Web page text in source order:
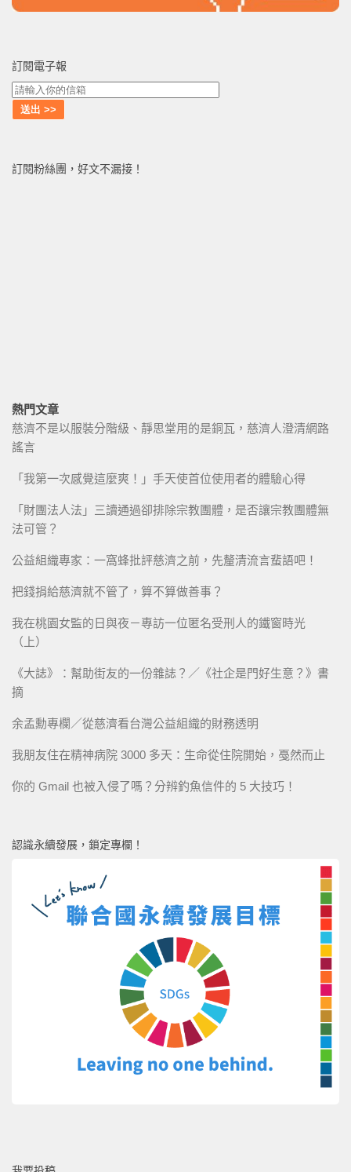
訂閱電子報
訂閱粉絲團，好文不漏接！
熱門文章
慈濟不是以服裝分階級、靜思堂用的是銅瓦，慈濟人澄清網路
謠言
「我第一次感覺這麼爽！」手天使首位使用者的體驗心得
「財團法人法」三讀通過卻排除宗教團體，是否讓宗教團體無
法可管？
公益組織專家：一窩蜂批評慈濟之前，先釐清流言蜚語吧！
把錢捐給慈濟就不管了，算不算做善事？
我在桃園女監的日與夜－專訪一位匿名受刑人的鐵窗時光
（上）
《大誌》：幫助街友的一份雜誌？／《社企是門好生意？》書
摘
余孟勳專欄／從慈濟看台灣公益組織的財務透明
我朋友住在精神病院 3000 多天：生命從住院開始，戞然而止
你的 Gmail 也被入侵了嗎？分辨釣魚信件的 5 大技巧！
認識永續發展，鎖定專欄！